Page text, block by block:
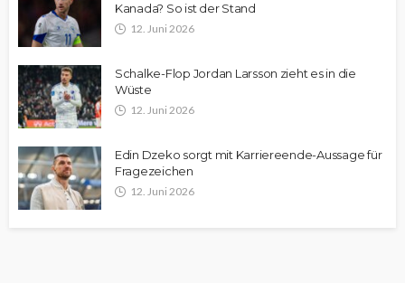
Kanada? So ist der Stand
12. Juni 2026
Schalke-Flop Jordan Larsson zieht es in die
Wüste
12. Juni 2026
Edin Dzeko sorgt mit Karriereende-Aussage für
Fragezeichen
12. Juni 2026